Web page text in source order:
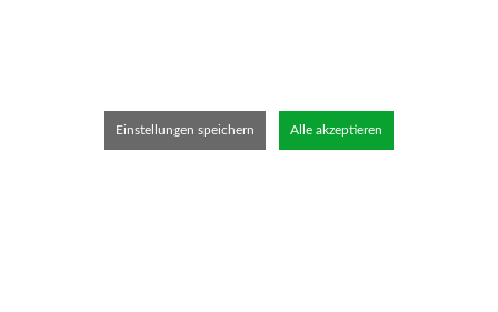
Einstellungen speichern Alle akzeptieren